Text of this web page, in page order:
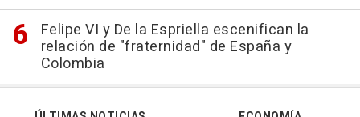
Felipe VI y De la Espriella escenifican la
relación de "fraternidad" de España y
Colombia